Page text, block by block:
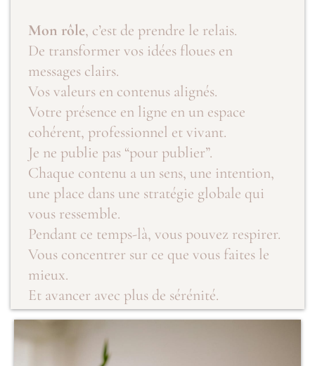
Mon rôle, c’est de prendre le relais.
De transformer vos idées floues en
messages clairs.
Vos valeurs en contenus alignés.
Votre présence en ligne en un espace
cohérent, professionnel et vivant.
Je ne publie pas “pour publier”.
Chaque contenu a un sens, une intention,
une place dans une stratégie globale qui
vous ressemble.
Pendant ce temps-là, vous pouvez respirer.
Vous concentrer sur ce que vous faites le
mieux.
Et avancer avec plus de sérénité.